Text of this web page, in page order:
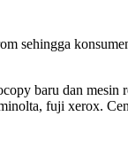
sehingga
baru dan mesin
fuji xerox.